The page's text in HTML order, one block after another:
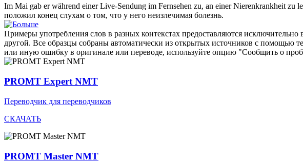
Im Mai gab er während einer Live-Sendung im Fernsehen zu, an einerNierenkrankheitzu
положил конец слухам о том, что у него неизлечимая болезнь.
Примеры употребления слов в разных контекстах предоставляются
другой. Все образцы собраны автоматически из открытых источников с
или иную ошибку в оригинале или переводе, используйте опцию "Сообщить о
PROMT Expert NMT
Переводчик для переводчиков
СКАЧАТЬ
PROMT Master NMT